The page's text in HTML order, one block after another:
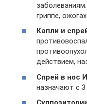
гриппе, ожогах.
Капли и
действием,
Спрей в нос
назначают с 3